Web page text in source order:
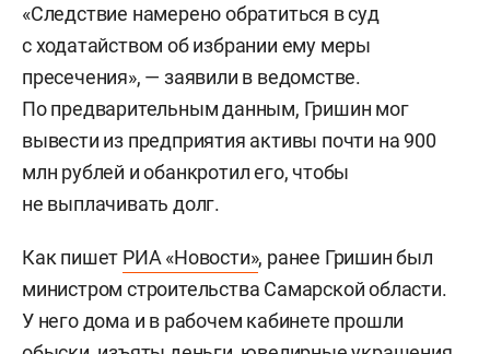
«Следствие намерено обратиться в суд
с ходатайством об избрании ему меры
пресечения», — заявили в ведомстве.
По предварительным данным, Гришин мог
вывести из предприятия активы почти на 900
млн рублей и обанкротил его, чтобы
не выплачивать долг.
Как пишет РИА «Новости», ранее Гришин был
министром строительства Самарской области.
У него дома и в рабочем кабинете прошли